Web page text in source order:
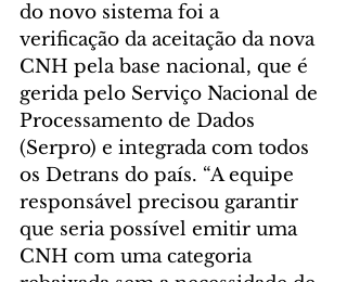
do novo sistema foi a
verificação da aceitação da nova
CNH pela base nacional, que é
gerida pelo Serviço Nacional de
Processamento de Dados
(Serpro) e integrada com todos
os Detrans do país. “A equipe
responsável precisou garantir
que seria possível emitir uma
CNH com uma categoria